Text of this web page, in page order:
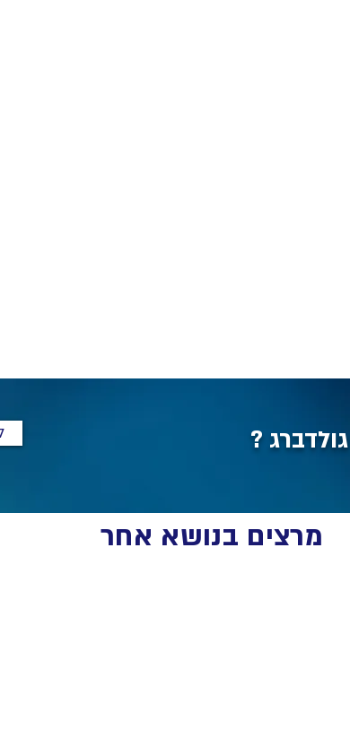
?
מרצים בנושא אחר